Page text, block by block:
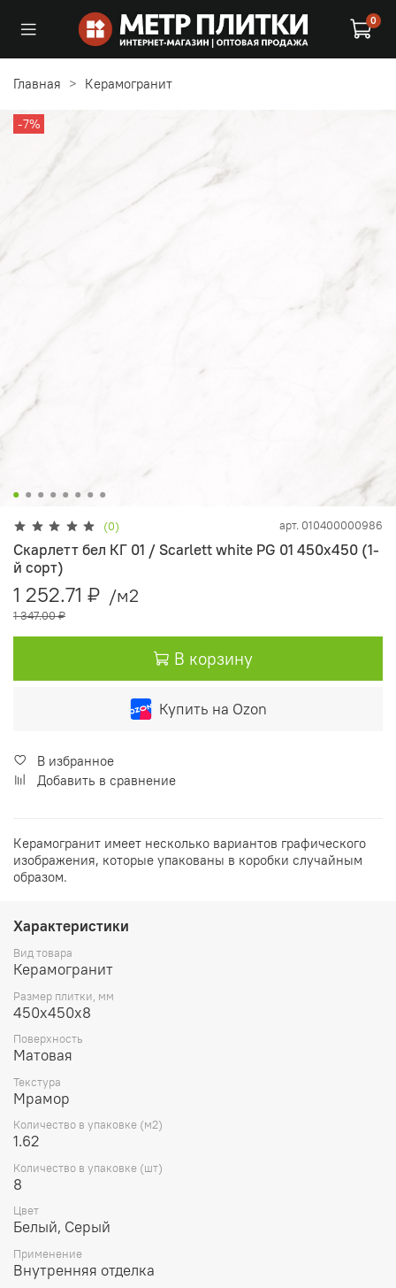
0
Главная Керамогранит
-7%
(0) арт. 010400000986
Скарлетт бел КГ 01 / Scarlett white PG 01 450х450 (1-
й сорт)
1 252.71 ₽ /м2
1 347.00 ₽
В корзину
Купить на Ozon
В избранное
Добавить в сравнение
Керамогранит имеет несколько вариантов графического
изображения, которые упакованы в коробки случайным
образом.
Характеристики
Вид товара
Керамогранит
Размер плитки, мм
450х450х8
Поверхность
Матовая
Текстура
Мрамор
Количество в упаковке (м2)
1.62
Количество в упаковке (шт)
8
Цвет
Белый, Серый
Применение
Внутренняя отделка